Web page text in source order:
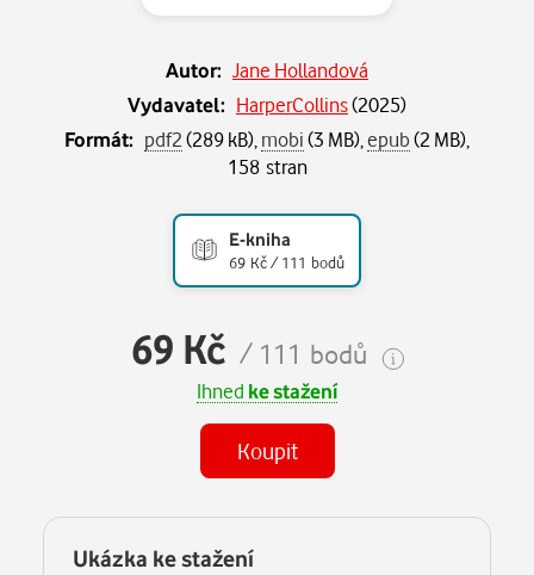
Autor: Jane Hollandová
Vydavatel: HarperCollins(2025)
Formát: pdf2(289 kB),mobi(3 MB),epub(2 MB),
158 stran
E-kniha
69 Kč / 111 bodů
69 Kč / 111 bodů
Ihned ke stažení
Koupit
Ukázka ke stažení